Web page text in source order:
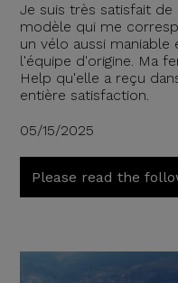
Je suis très satisfait de
modèle qui me
un vélo aussi
l'équipe d'origine. Ma
Help qu'elle a reçu
entière satisfaction.
05/15/2025
Please read the